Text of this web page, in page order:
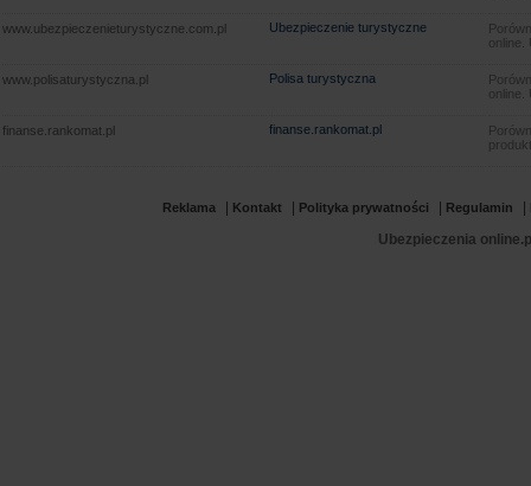
www.ubezpieczenieturystyczne.com.pl Ubezpieczenie turystyczne
www.polisaturystyczna.pl Polisa turystyczna
finanse.rankomat.pl finanse.rankomat.pl
Reklama Kontakt Polityka prywatności Regulamin
Ubezpieczenia